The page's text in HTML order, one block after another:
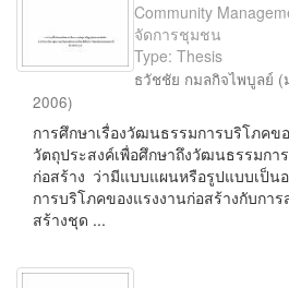
Community
จัดการชุมชน
Type: Thesis
ธวัชชัย กมลกิจไพบูลย์ (
2006)
การศึกษาเรื่องวัฒนธรรมการบริโภคข
วัตถุประสงค์เพื่อศึกษาถึงวัฒนธรรมกา
ก่อสร้าง ว่ามีแบบแผนหรือรูปแบบเป็น
การบริโภคของแรงงานก่อสร้างกับกา
สร้างชุด ...